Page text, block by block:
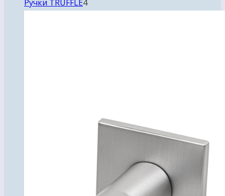
Ручки TRUFFLE4